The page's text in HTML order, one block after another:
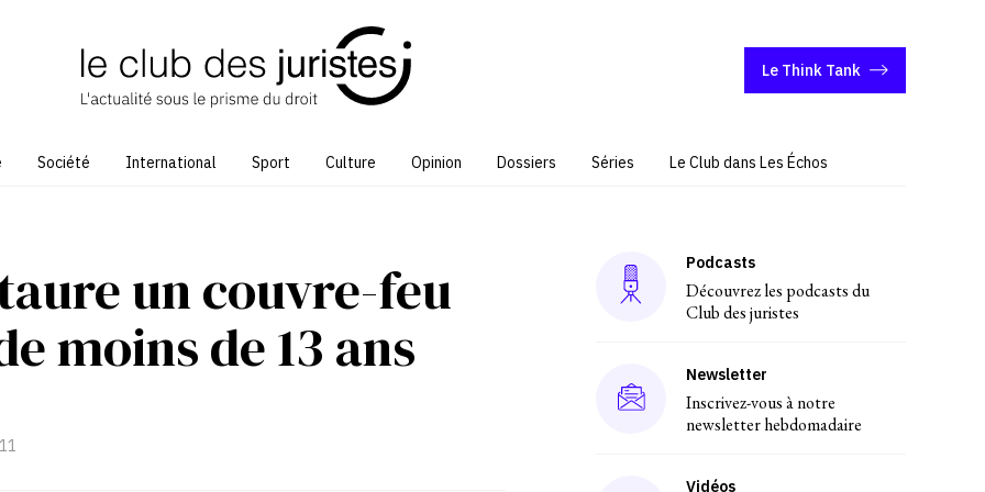
Le Think Tank
Société International Sport Culture Opinion Dossiers Séries Le Club dans Les Échos
un couvre-feu
moins de 13 ans
Podcasts
Découvrez les podcasts du
Club des juristes
Newsletter
Inscrivez-vous à notre
newsletter hebdomadaire
Vidéos